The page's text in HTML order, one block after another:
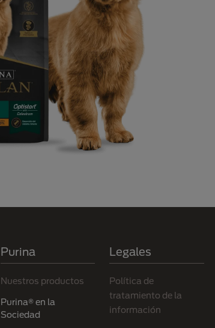
Purina
Nuestros productos
Purina® en la
Sociedad
Legales
Política de
tratamiento de la
información